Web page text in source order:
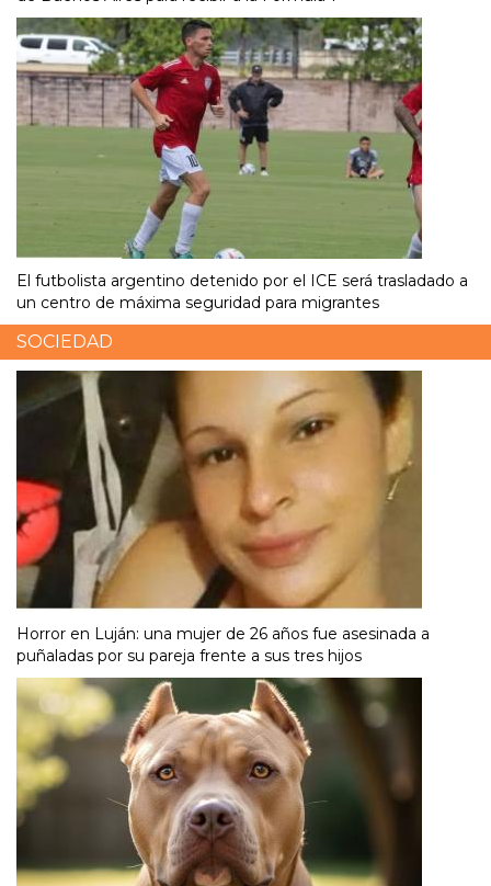
El futbolista argentino detenido por el ICE será trasladado a
un centro de máxima seguridad para migrantes
SOCIEDAD
Horror en Luján: una mujer de 26 años fue asesinada a
puñaladas por su pareja frente a sus tres hijos